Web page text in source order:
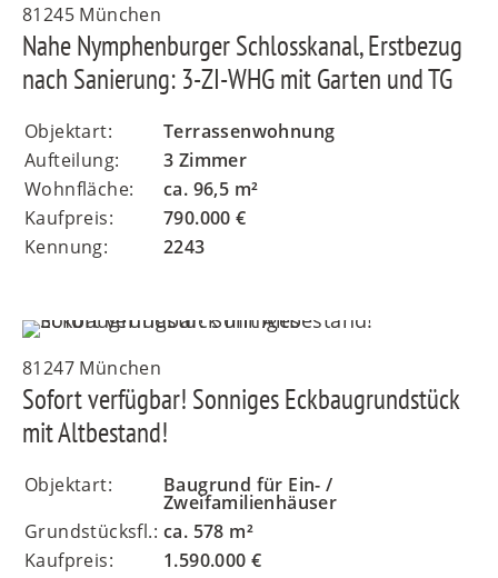
81245 München
Nahe Nymphenburger Schlosskanal, Erstbezug
nach Sanierung: 3-ZI-WHG mit Garten und TG
Objektart:
Terrassenwohnung
Aufteilung:
3 Zimmer
Wohnfläche:
ca. 96,5 m²
Kaufpreis:
790.000 €
Kennung:
2243
81247 München
Sofort verfügbar! Sonniges Eckbaugrundstück
mit Altbestand!
Objektart: Baugrund für Ein- /
Zweifamilienhäuser
Grundstücksfl.: ca. 578 m²
Kaufpreis:
1.590.000 €